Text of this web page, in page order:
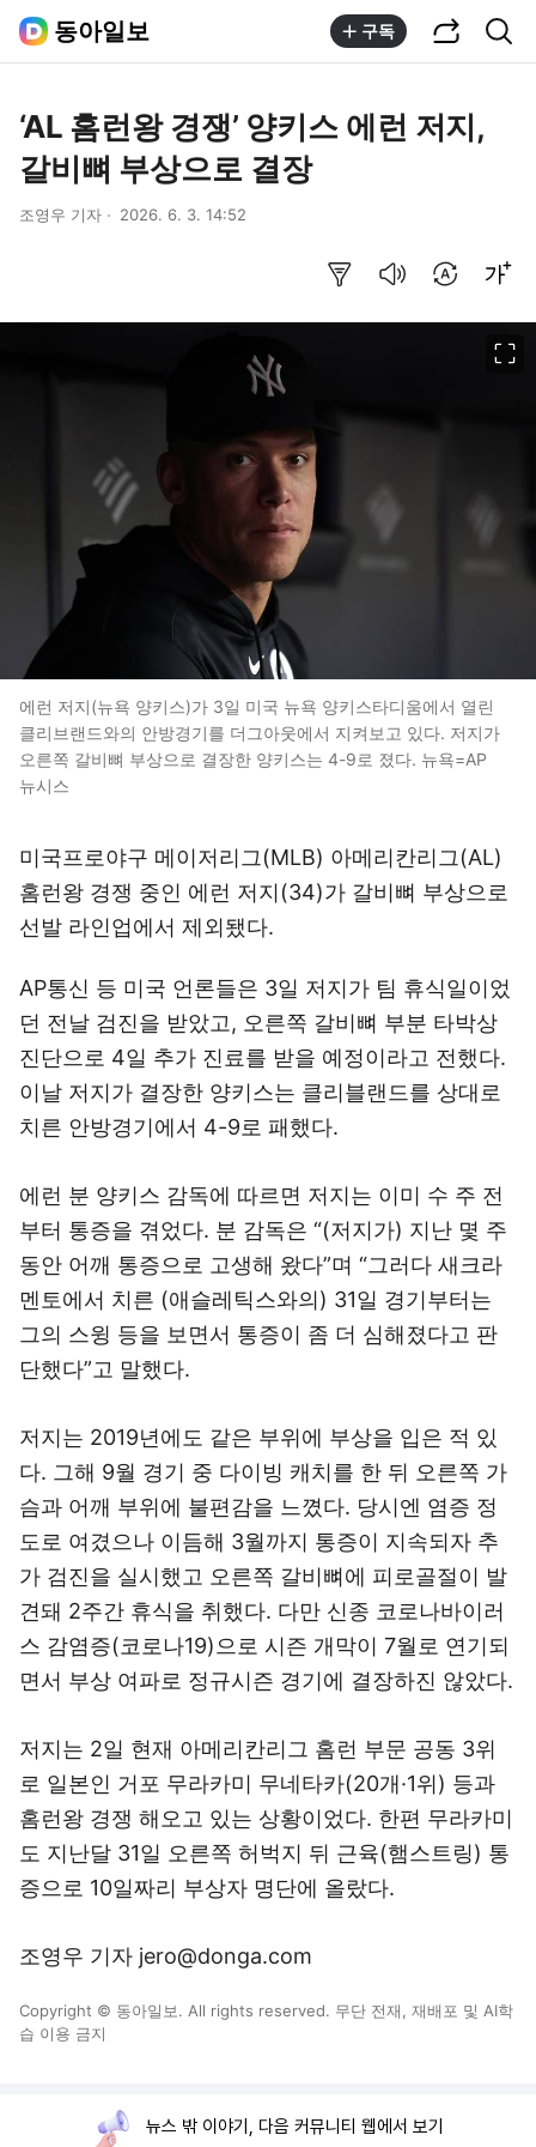
동아일보 구독
‘AL 홈런왕 경쟁’ 양키스 에런 저지,
갈비뼈 부상으로 결장
조영우 기자 2026. 6. 3. 14:52
에런 저지(뉴욕 양키스)가 3일 미국 뉴욕 양키스타디움에서 열린
클리브랜드와의 안방경기를 더그아웃에서 지켜보고 있다. 저지가
오른쪽 갈비뼈 부상으로 결장한 양키스는 4-9로 졌다. 뉴욕=AP
뉴시스
미국프로야구 메이저리그(MLB) 아메리칸리그(AL)
홈런왕 경쟁 중인 에런 저지(34)가 갈비뼈 부상으로
선발 라인업에서 제외됐다.
AP통신 등 미국 언론들은 3일 저지가 팀 휴식일이었
던 전날 검진을 받았고, 오른쪽 갈비뼈 부분 타박상
진단으로 4일 추가 진료를 받을 예정이라고 전했다.
이날 저지가 결장한 양키스는 클리블랜드를 상대로
치른 안방경기에서 4-9로 패했다.
에런 분 양키스 감독에 따르면 저지는 이미 수 주 전
부터 통증을 겪었다. 분 감독은 “(저지가) 지난 몇 주
동안 어깨 통증으로 고생해 왔다”며 “그러다 새크라
멘토에서 치른 (애슬레틱스와의) 31일 경기부터는
그의 스윙 등을 보면서 통증이 좀 더 심해졌다고 판
단했다”고 말했다.
저지는 2019년에도 같은 부위에 부상을 입은 적 있
다. 그해 9월 경기 중 다이빙 캐치를 한 뒤 오른쪽 가
슴과 어깨 부위에 불편감을 느꼈다. 당시엔 염증 정
도로 여겼으나 이듬해 3월까지 통증이 지속되자 추
가 검진을 실시했고 오른쪽 갈비뼈에 피로골절이 발
견돼 2주간 휴식을 취했다. 다만 신종 코로나바이러
스 감염증(코로나19)으로 시즌 개막이 7월로 연기되
면서 부상 여파로 정규시즌 경기에 결장하진 않았다.
저지는 2일 현재 아메리칸리그 홈런 부문 공동 3위
로 일본인 거포 무라카미 무네타카(20개·1위) 등과
홈런왕 경쟁 해오고 있는 상황이었다. 한편 무라카미
도 지난달 31일 오른쪽 허벅지 뒤 근육(햄스트링) 통
증으로 10일짜리 부상자 명단에 올랐다.
조영우 기자 jero@donga.com
Copyright © 동아일보. All rights reserved. 무단 전재, 재배포 및 AI학
습 이용 금지
뉴스 밖 이야기, 다음 커뮤니티 웹에서 보기